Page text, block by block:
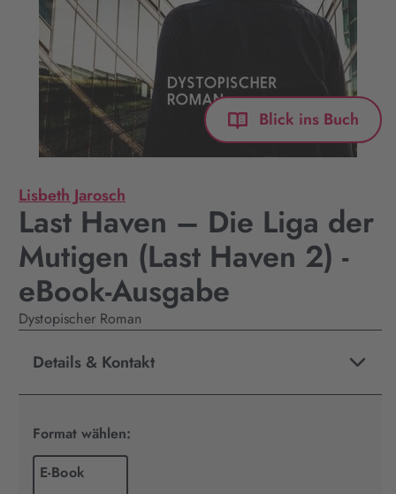
Blick ins Buch
Lisbeth Jarosch
Last Haven – Die Liga der
Mutigen (Last Haven 2) -
eBook-Ausgabe
Dystopischer Roman
Details & Kontakt
Format wählen:
E-Book